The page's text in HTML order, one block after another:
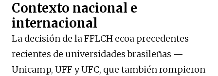
Contexto nacional e
internacional
La decisión de la FFLCH ecoa precedentes
recientes de universidades brasileñas —
Unicamp, UFF y UFC, que también rompieron